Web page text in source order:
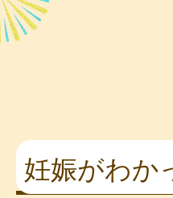
妊娠がわか